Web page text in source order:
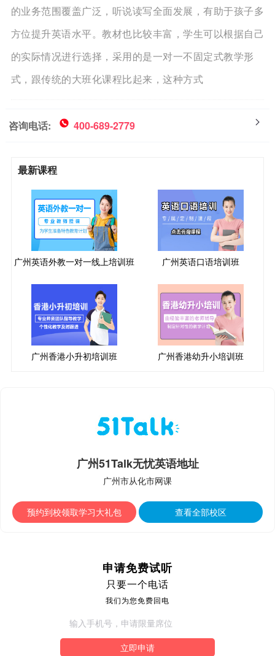
的业务范围覆盖广泛，听说读写全面发展，有助于孩子多
方位提升英语水平。教材也比较丰富，学生可以根据自己
的实际情况进行选择，采用的是一对一不固定式教学形
式，跟传统的大班化课程比起来，这种方式
咨询电话: 400-689-2779
最新课程
广州英语外教一对一线上培训班 广州英语口语培训班
广州香港小升初培训班 广州香港幼升小培训班
广州51Talk无忧英语地址
广州市从化市网课
预约到校领取学习大礼包 查看全部校区
申请免费试听
只要一个电话
我们为您免费回电
立即申请